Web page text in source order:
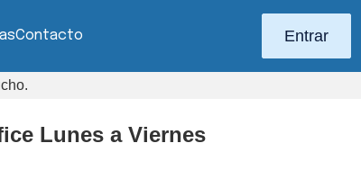
Contacto Entrar
Lunes a Viernes